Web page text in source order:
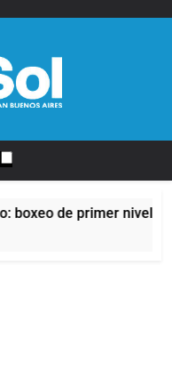
boxeo de primer nivel en